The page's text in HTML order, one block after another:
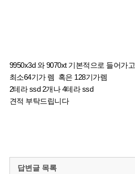
9950x3d 와 9070xt 기본적으로 들어가고
최소64기가 렘 혹은 128기가렘
2테라 ssd 2개나 4테라 ssd
견적 부탁드립니다
답변글 목록